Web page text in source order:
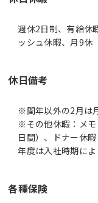
週休2日制、有給休
ッシュ休暇、月9休
休日備考
※閏年以外の2月は
※その他休暇：メモ
日間）、ドナー休
年度は入社時期によ
各種保険